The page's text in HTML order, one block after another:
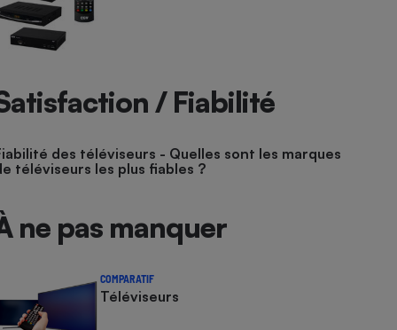
/ Fiabilité
des téléviseurs - Quelles sont les marques
téléviseurs les plus fiables ?
ne pas manquer
COMPARATIF
Téléviseurs